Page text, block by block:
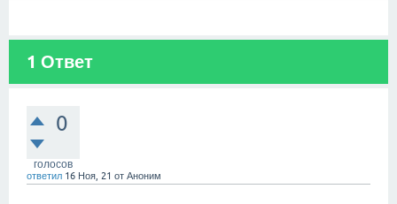
1 Ответ
0
голосов
ответил 16 Ноя, 21 от Аноним